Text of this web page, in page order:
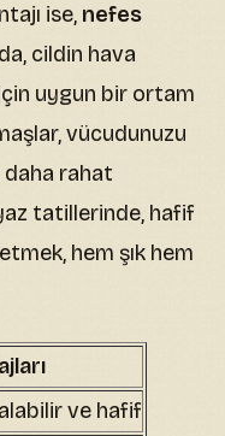
ise, nefes
cildin hava
uygun bir ortam
vücudunuzu
daha rahat
tatillerinde, hafif
hem şık hem
ve hafif